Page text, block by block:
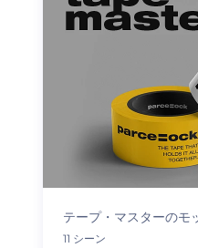
テープ・マスターのモ
11 シーン